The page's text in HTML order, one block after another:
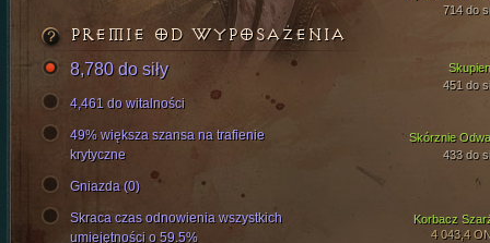
714 do
Skórznie
433 do
Korbacz
4 043,4
451 do
PREMIE OD WYPOSAŻENIA
8,780 do siły
4,461 do witalności
49% większa szansa na trafienie
krytyczne
Gniazda (0)
Skraca czas odnowienia wszystkich
umiejętności o 59.5%